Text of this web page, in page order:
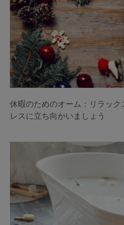
休暇のためのオーム：リラック
レスに立ち向かいましょう